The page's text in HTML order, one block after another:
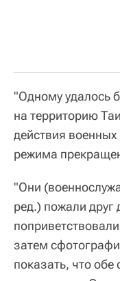
"Одному удалось
на территорию
действия
режима
"Они
ред.) пожали друг
затем
показать, что